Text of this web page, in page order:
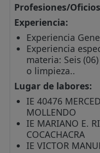
Profesiones/
Experiencia:
Experiencia
Experiencia
materia: Seis
o limpieza..
Lugar de labores:
IE 40476
MOLLENDO
IE MARIANO E.
COCACHACRA
IE VICTOR